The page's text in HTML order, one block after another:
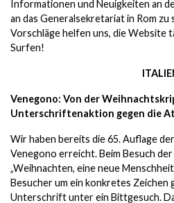
Informationen und Neuigkeiten an
an das Generalsekretariat in Rom
Vorschläge helfen uns, die Website
Surfen!
Venegono: Von der
Unterschriftenaktion gegen die
Wir haben bereits die 65. Auflage
Venegono erreicht. Beim Besuch
„Weihnachten, eine neue
Besucher um ein konkretes Zeichen
Unterschrift unter ein Bittgesuch.